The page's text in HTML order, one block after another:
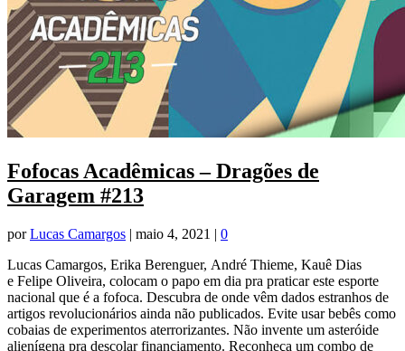
Fofocas Acadêmicas – Dragões de
Garagem #213
porLucas Camargos | maio 4, 2021 | 0
Lucas Camargos, Erika Berenguer, André Thieme, Kauê Dias
e Felipe Oliveira, colocam o papo em dia pra praticar este esporte
nacional que é a fofoca. Descubra de onde vêm dados estranhos de
artigos revolucionários ainda não publicados. Evite usar bebês como
cobaias de experimentos aterrorizantes. Não invente um asteróide
alienígena pra descolar financiamento. Reconheça um combo de